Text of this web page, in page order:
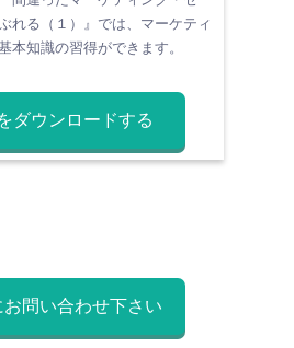
れる（１）』では、マーケティ
本知識の習得ができます。
ダウンロードする
お問い合わせ下さい